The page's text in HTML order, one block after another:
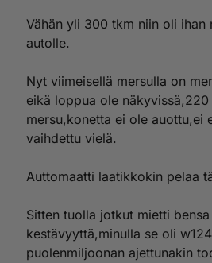
Vähän yli 300 tkm niin oli ihan
autolle.
Nyt viimeisellä mersulla on
eikä loppua ole
mersu,konetta ei ole auottu,ei
vaihdettu vielä.
Auttomaatti laatikkokin pelaa
Sitten tuolla jotkut mietti
kestävyyttä,minulla se oli
puolenmiljoonan ajettunakin